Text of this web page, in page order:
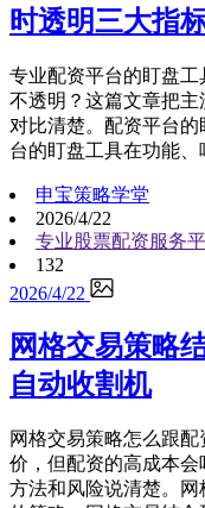
时透明三大指
专业配资平台的盯盘
不透明？这篇文章把
对比清楚。配资平台
台的盯盘工具在功能
申宝策略学堂
2026/4/22
专业股票配资服务
132
2026/4/22
网格交易策略
自动收割机
网格交易策略怎么跟
价，但配资的高成本
方法和风险说清楚。